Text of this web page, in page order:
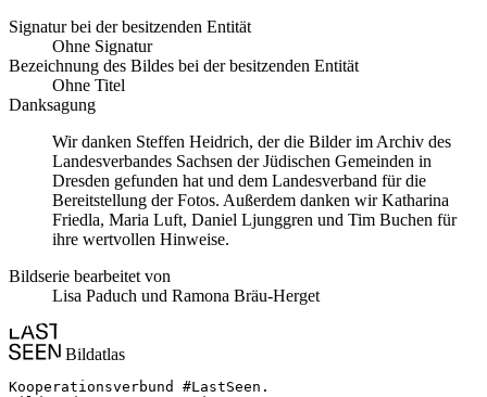
Signatur bei der besitzenden Entität
Ohne Signatur
Bezeichnung des Bildes bei der besitzenden Entität
Ohne Titel
Danksagung
Wir danken Steffen Heidrich, der die Bilder im Archiv des
Landesverbandes Sachsen der Jüdischen Gemeinden in
Dresden gefunden hat und dem Landesverband für die
Bereitstellung der Fotos. Außerdem danken wir Katharina
Friedla, Maria Luft, Daniel Ljunggren und Tim Buchen für
ihre wertvollen Hinweise.
Bildserie bearbeitet von
Lisa Paduch und Ramona Bräu-Herget
Bildatlas
Kooperationsverbund #LastSeen.